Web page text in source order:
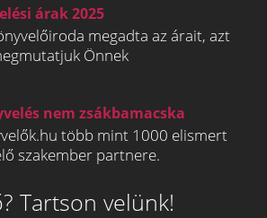
árak 2025
megadta az árait, azt
Önnek
nem zsákbamacska
több mint 1000 elismert
szakember partnere.
Tartson velünk!